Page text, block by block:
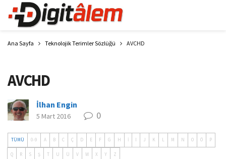
Ana Sayfa Teknolojik Terimler Sözlüğü AVCHD
AVCHD
İlhan Engin
5 Mart 2016 0
TÜMÜ 0-9 A B C Ç D E F G H I J K L M N O Ö P
Q R S Ş T U Ü V W X Y Z